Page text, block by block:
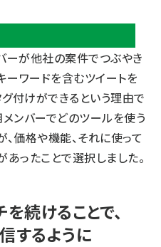
ーが他社の案件でつぶやき
ーワードを含むツイートを
付けができるという理由で
ンバーでどのツールを使う
価格や機能、それに使って
ったことで選択しました。
続けることで、
するように